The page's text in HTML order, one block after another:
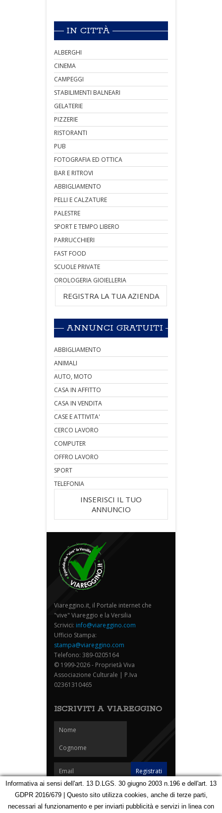
IN CITTÀ
ALBERGHI
CINEMA
CAMPEGGI
STABILIMENTI BALNEARI
GELATERIE
PIZZERIE
RISTORANTI
PUB
FOTOGRAFIA ED OTTICA
BAR E RITROVI
ABBIGLIAMENTO
PELLI E CALZATURE
PALESTRE
SPORT E TEMPO LIBERO
PARRUCCHIERI
FAST FOOD
SCUOLE PRIVATE
OROLOGERIA GIOIELLERIA
REGISTRA LA TUA AZIENDA
ANNUNCI GRATUITI
ABBIGLIAMENTO
ANIMALI
AUTO, MOTO
CASA IN AFFITTO
CASA IN VENDITA
CASE E ATTIVITA'
CERCO LAVORO
COMPUTER
OFFRO LAVORO
SPORT
TELEFONIA
INSERISCI IL TUO
ANNUNCIO
Viareggino.it, il Portale internet che
"vive" Viareggio e la Versilia
Scrivici: info@viareggino.com
Ufficio Stampa:
stampa@viareggino.com
Telefono: 389-0205164
© 1999-2026 - Proprietà Viva
Associazione Culturale | P.Iva
02361310465
ISCRIVITI A VIAREGGINO
Homepage Notizie Speciali Eventi
Foto Carnevale
Informativa ai sensi dell'art. 13 D.LGS. 30 giugno 2003 n.196 e dell'art. 13
GDPR 2016/679 | Questo sito utilizza cookies, anche di terze parti,
necessari al funzionamento e per inviarti pubblicità e servizi in linea con